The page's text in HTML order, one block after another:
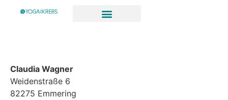
Claudia Wagner
Weidenstraße 6
82275 Emmering